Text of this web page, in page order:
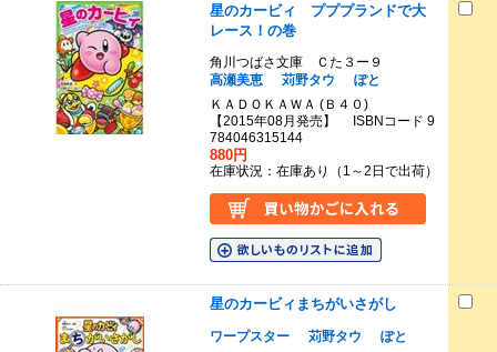
星のカービィ プププランドで大
レース！の巻
角川つばさ文庫 Ｃた３ー９
高瀬美恵
苅野タウ
ぽと
ＫＡＤＯＫＡＷＡ (Ｂ４０)
【2015年08月発売】 ISBNコード 9
784046315144
880円
在庫状況：在庫あり（1～2日で出荷）
星のカービィまちがいさがし
ワープスター 苅野タウ
ぽと